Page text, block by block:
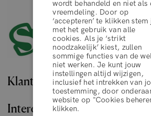
algemene voorwaarden
WEIGEREN
ACCEPTEER
Klantenservice
Interessante links
wordt behandeld en niet als
vreemdeling. Door op
‘accepteren’ te klikken stem
met het gebruik van alle
cookies. Als je ‘strikt
noodzakelijk’ kiest, zullen
sommige functies van de
niet werken. Je kunt jouw
instellingen altijd wijzigen,
inclusief het intrekken van
toestemming, door
website op "Cookies
klikken.